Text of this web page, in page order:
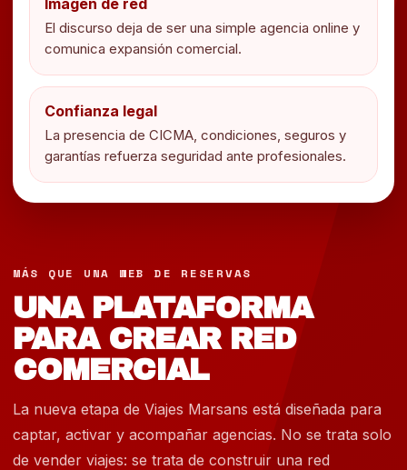
Imagen de red
El discurso deja de ser una simple agencia online y
comunica expansión comercial.
Confianza legal
La presencia de CICMA, condiciones, seguros y
garantías refuerza seguridad ante profesionales.
MÁS QUE UNA WEB DE RESERVAS
UNA PLATAFORMA
PARA CREAR RED
COMERCIAL
La nueva etapa de Viajes Marsans está diseñada para
captar, activar y acompañar agencias. No se trata solo
de vender viajes: se trata de construir una red